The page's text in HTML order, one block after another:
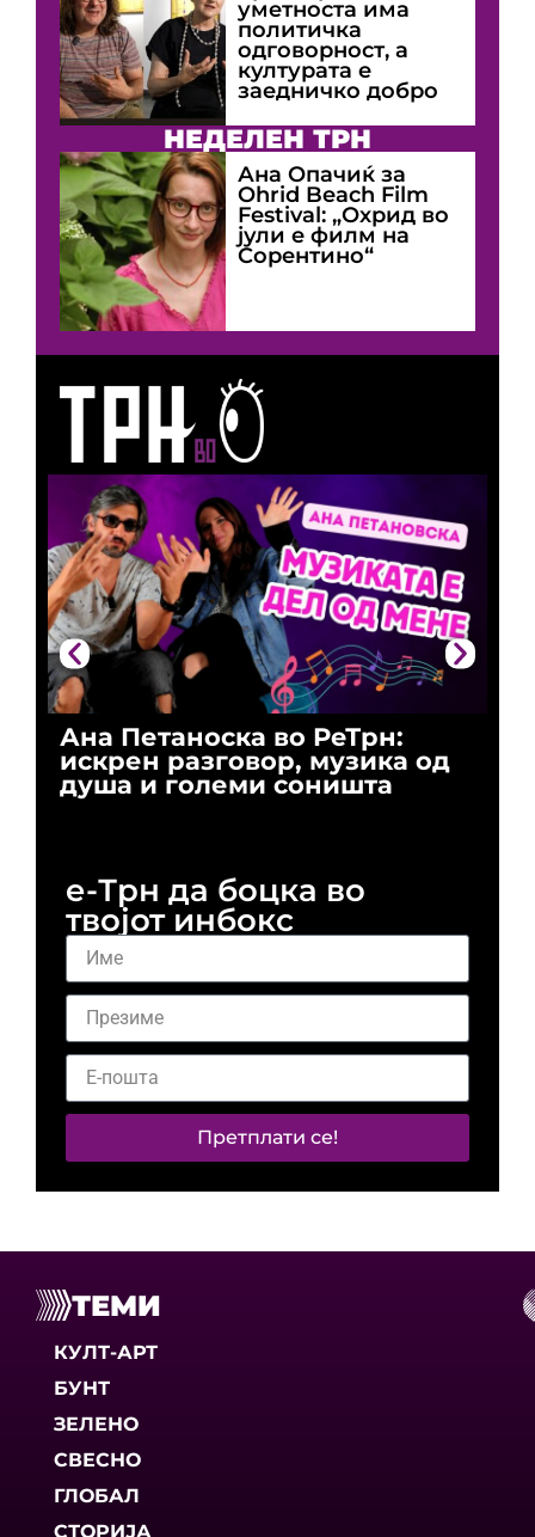
Ана Петаноска во РеТрн:
искрен разговор, музика од
душа и големи соништа
уметноста има
политичка
одговорност, а
културата е
заедничко добро
НЕДЕЛЕН ТРН
Ана Опачиќ за
Оhrid Beach Film
Festival: „Охрид во
јули е филм на
Сорентино“
е-Трн да боцка во
твојот инбокс
Претплати се!
ТЕМИ
КУЛТ-АРТ
БУНТ
ЗЕЛЕНО
СВЕСНО
ГЛОБАЛ
СТОРИЈА